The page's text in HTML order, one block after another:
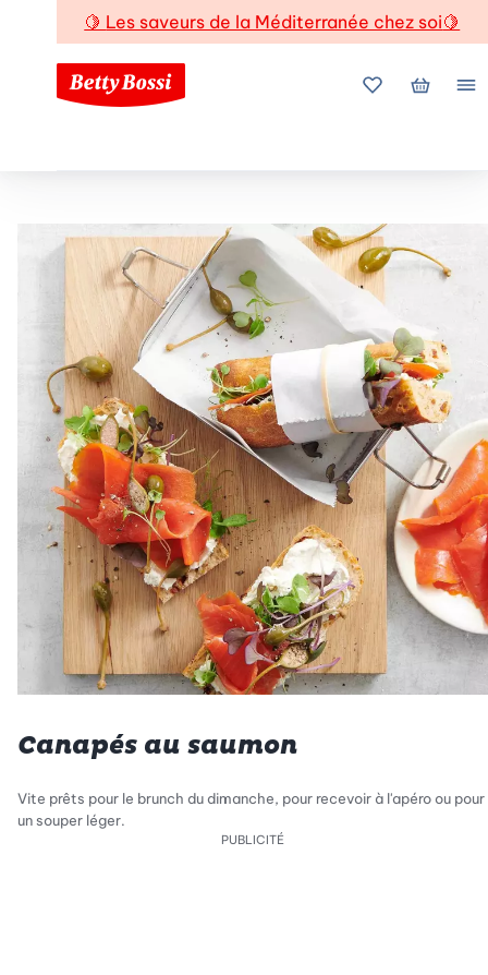
🍋 Les saveurs de la Méditerranée chez soi🍋
Mes favoris
Mon
Canapés au saumon
Vite prêts pour le brunch du dimanche, pour recevoir à l'apéro ou pour
un souper léger.
PUBLICITÉ